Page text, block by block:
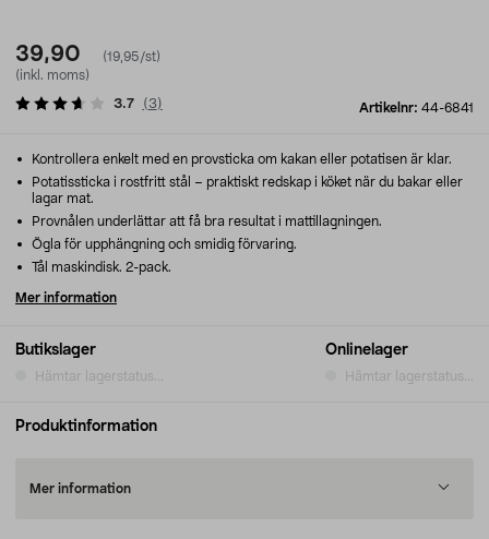
39,90
(19,95/st)
(inkl. moms)
Artikelnr: 44-6841
3.7 (3)
Butikslager
Hämtar lagerstatus...
Onlinelager
Hämtar lagerstatus...
Kontrollera enkelt med en provsticka om kakan eller potatisen är klar.
Potatissticka i rostfritt stål – praktiskt redskap i köket när du bakar eller
lagar mat.
Provnålen underlättar att få bra resultat i mattillagningen.
Ögla för upphängning och smidig förvaring.
Tål maskindisk. 2-pack.
Mer information
Produktinformation
Mer information